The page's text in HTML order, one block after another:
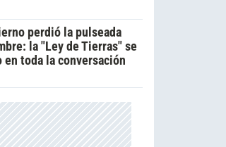
perdió la pulseada
la "Ley de Tierras" se
en toda la conversación